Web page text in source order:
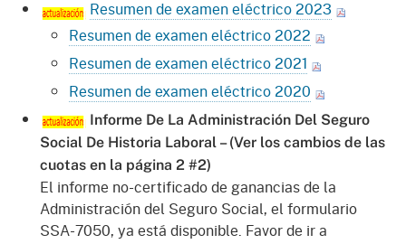
Resumen de examen eléctrico 2023
Resumen de examen eléctrico 2022
Resumen de examen eléctrico 2021
Resumen de examen eléctrico 2020
Informe De La Administración Del Seguro
Social De Historia Laboral – (Ver los cambios de las
cuotas en la página 2 #2)
El informe no-certificado de ganancias de la
Administración del Seguro Social, el formulario
SSA-7050, ya está disponible. Favor de ir a